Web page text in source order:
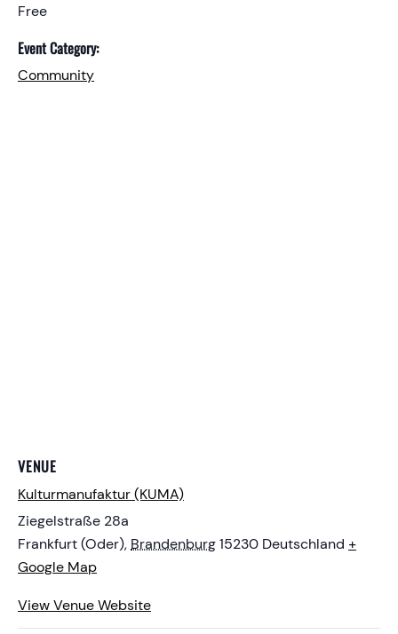
Free
Event Category:
Community
VENUE
Kulturmanufaktur (KUMA)
Ziegelstraße 28a
Frankfurt (Oder), Brandenburg15230 Deutschland +
Google Map
View Venue Website